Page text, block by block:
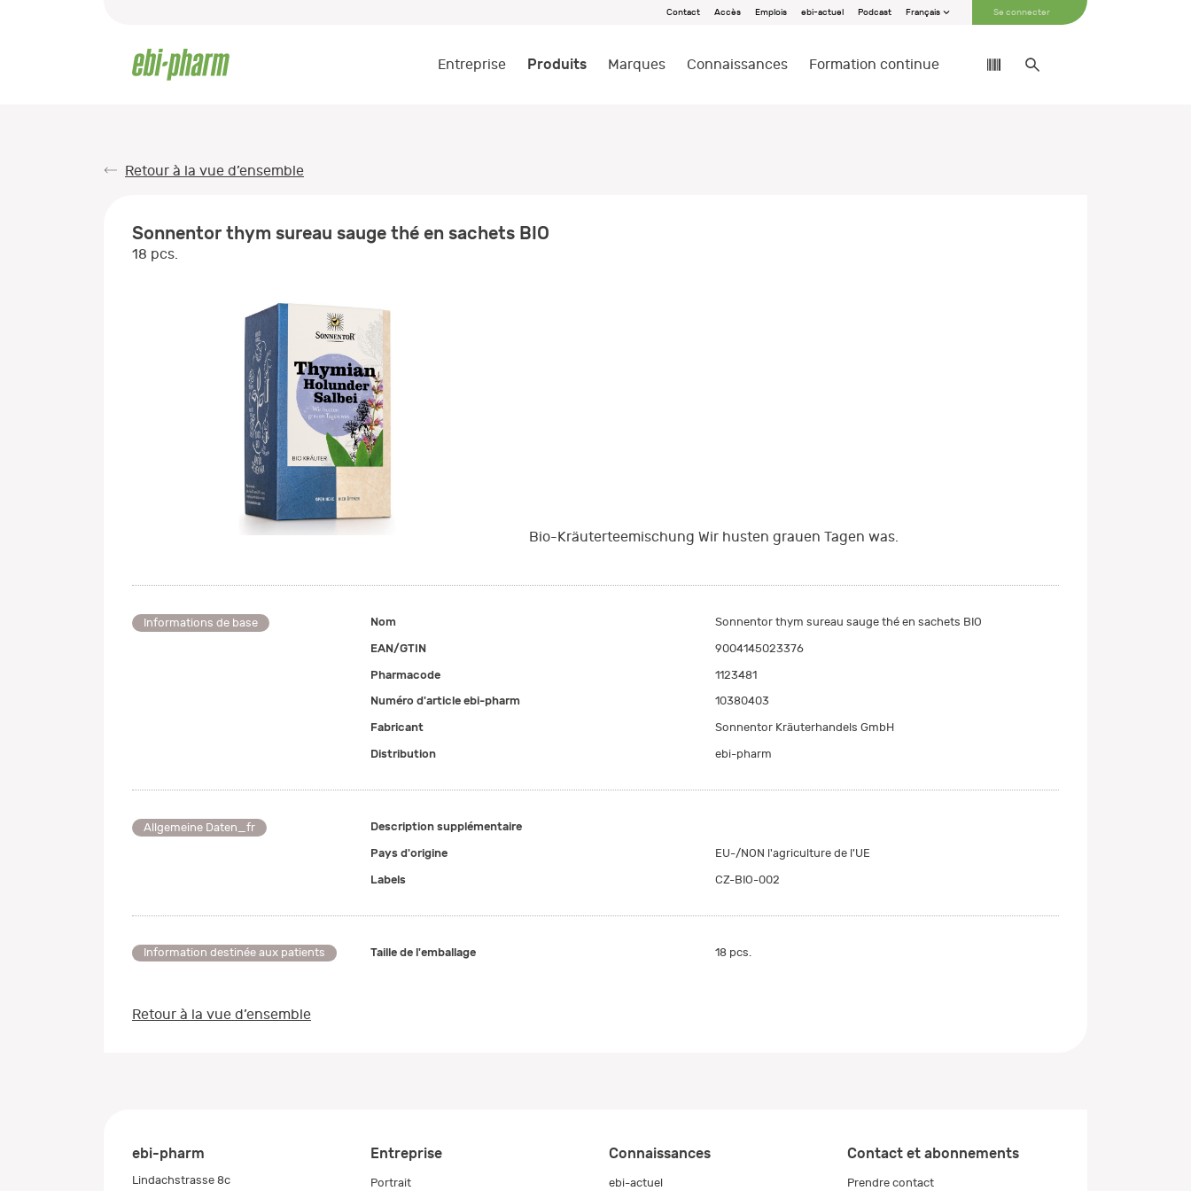
Contact Accès Emplois ebi-actuel Podcast Français Se connecter
Entreprise Produits Marques Connaissances Formation continue
Retour à la vue d’ensemble
Sonnentor thym sureau sauge thé en sachets BIO
18 pcs.
Bio-Kräuterteemischung Wir husten grauen Tagen was.
Informations de base Nom
Sonnentor thym sureau sauge thé en sachets BIO
EAN/GTIN
9004145023376
Pharmacode
1123481
Numéro d'article ebi-pharm
10380403
Fabricant
Sonnentor Kräuterhandels GmbH
Distribution
ebi-pharm
Allgemeine Daten_fr
Description supplémentaire
Pays d'origine
EU-/NON l'agriculture de l'UE
Labels
CZ-BIO-002
Information destinée aux patients Taille de l'emballage 18 pcs.
Retour à la vue d’ensemble
ebi-pharm
Lindachstrasse 8c
Entreprise
Portrait
Connaissances
ebi-actuel
Contact et abonnements
Prendre contact